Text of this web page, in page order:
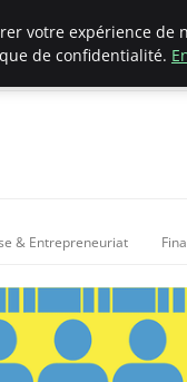
& Entrepreneuriat
votre expérience de
de confidentialité.